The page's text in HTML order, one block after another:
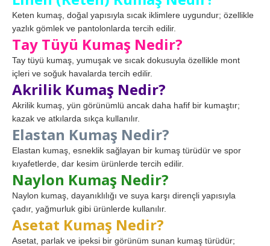
Keten kumaş, doğal yapısıyla sıcak iklimlere uygundur; özellikle
yazlık gömlek ve pantolonlarda tercih edilir.
Tay Tüyü Kumaş Nedir?
Tay tüyü kumaş, yumuşak ve sıcak dokusuyla özellikle mont
içleri ve soğuk havalarda tercih edilir.
Akrilik Kumaş Nedir?
Akrilik kumaş, yün görünümlü ancak daha hafif bir kumaştır;
kazak ve atkılarda sıkça kullanılır.
Elastan Kumaş Nedir?
Elastan kumaş, esneklik sağlayan bir kumaş türüdür ve spor
kıyafetlerde, dar kesim ürünlerde tercih edilir.
Naylon Kumaş Nedir?
Naylon kumaş, dayanıklılığı ve suya karşı dirençli yapısıyla
çadır, yağmurluk gibi ürünlerde kullanılır.
Asetat Kumaş Nedir?
Asetat, parlak ve ipeksi bir görünüm sunan kumaş türüdür;